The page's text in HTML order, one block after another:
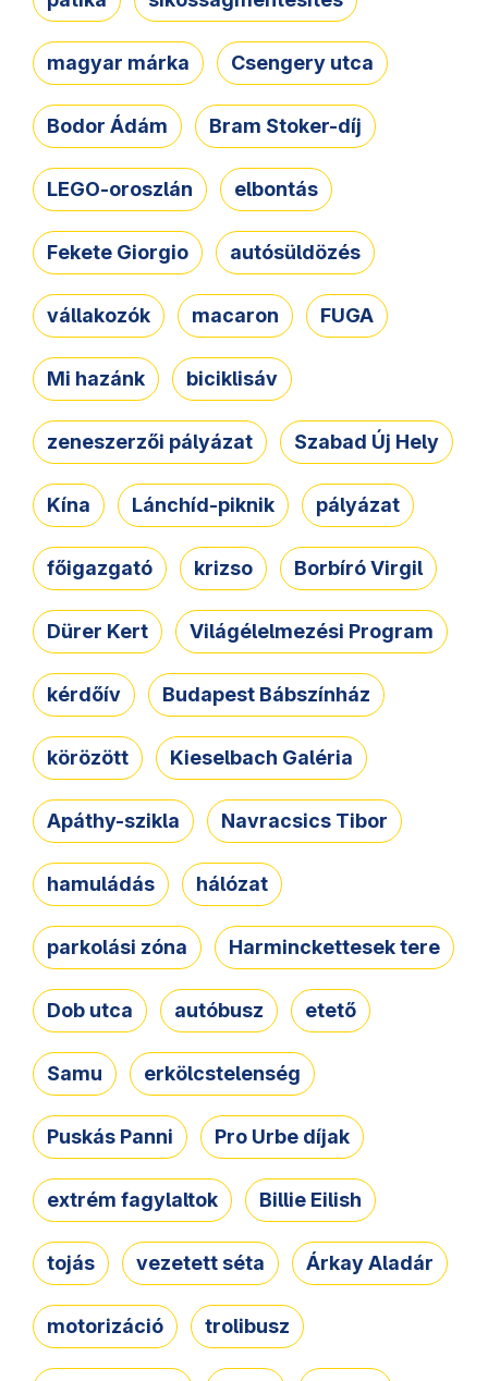
magyar márka Csengery utca
Bodor Ádám Bram Stoker-díj
LEGO-oroszlán elbontás
Fekete Giorgio autósüldözés
vállakozók macaron FUGA
Mi hazánk biciklisáv
zeneszerzői pályázat Szabad Új Hely
Kína Lánchíd-piknik pályázat
főigazgató krizso Borbíró Virgil
Dürer Kert Világélelmezési Program
kérdőív Budapest Bábszínház
körözött Kieselbach Galéria
Apáthy-szikla Navracsics Tibor
hamuládás hálózat
parkolási zóna Harminckettesek tere
Dob utca autóbusz etető
Samu erkölcstelenség
Puskás Panni Pro Urbe díjak
extrém fagylaltok Billie Eilish
tojás vezetett séta Árkay Aladár
motorizáció trolibusz